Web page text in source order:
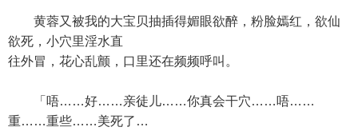
黄蓉又被我的大宝贝抽插得媚眼欲醉，粉脸嫣红，欲仙
欲死，小穴里淫水直
往外冒，花心乱颤，口里还在频频呼叫。
「唔……好……亲徒儿……你真会干穴……唔……
重……重些……美死了…